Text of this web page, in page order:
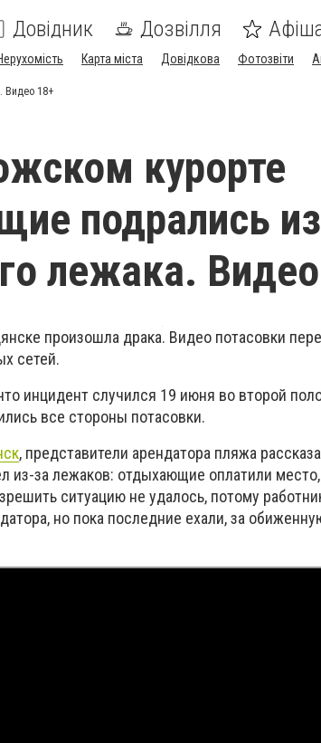
Довідник Дозвілля
Карта міста Довідкова Фотозвіти
Видео 18+
курорте
подрались
лежака.
произошла драка. Видео потасовки
сетей.
инцидент случился 19 июня во второй
все стороны потасовки.
, представители арендатора пляжа
из-за лежаков: отдыхающие оплатили
ситуацию не удалось, потому
но пока последние ехали, за